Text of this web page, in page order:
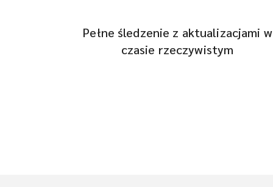
Pełne śledzenie z aktualizacjami w
czasie rzeczywistym